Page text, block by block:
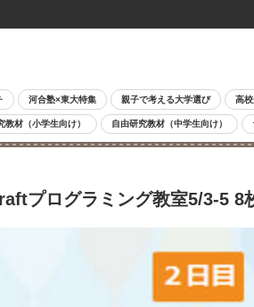
河合塾×東大特集 親子で考える大学選び 高
教材（小学生向け） 自由研究教材（中学生向け）
プログラミング教室5/3-5 8